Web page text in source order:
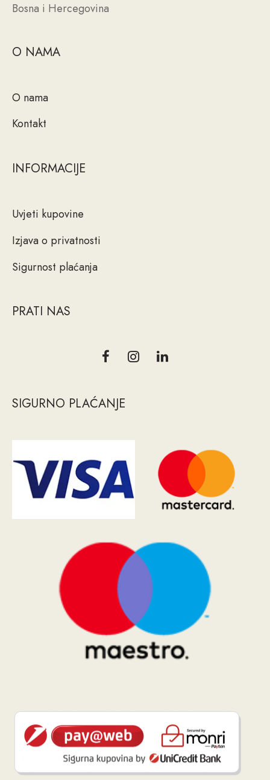
PRATI NAS
SIGURNO PLAĆANJE
O NAMA
O nama
Kontakt
INFORMACIJE
Uvjeti kupovine
Izjava o privatnosti
Sigurnost plaćanja
Bosna i Hercegovina